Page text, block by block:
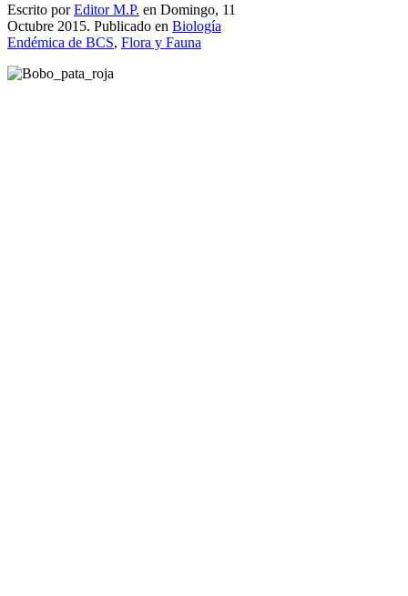
Escrito porEditor M.P. en Domingo, 11
Octubre 2015. Publicado en Biología
Endémica de BCS, Flora y Fauna